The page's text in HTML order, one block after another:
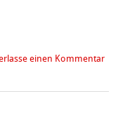
einen Kommentar